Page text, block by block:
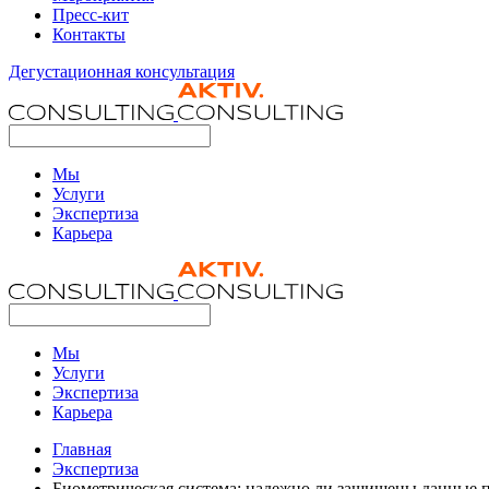
Пресс-кит
Контакты
Дегустационная консультация
Мы
Услуги
Экспертиза
Карьера
Мы
Услуги
Экспертиза
Карьера
Главная
Экспертиза